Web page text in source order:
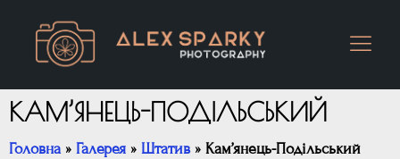
КАМ’ЯНЕЦЬ-ПОДІЛЬСЬКИЙ
Головна» Галерея » Штатив» Кам’янець-Подільський